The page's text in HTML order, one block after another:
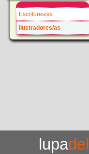
Escritores/as
Ilustradores/as
lupadel